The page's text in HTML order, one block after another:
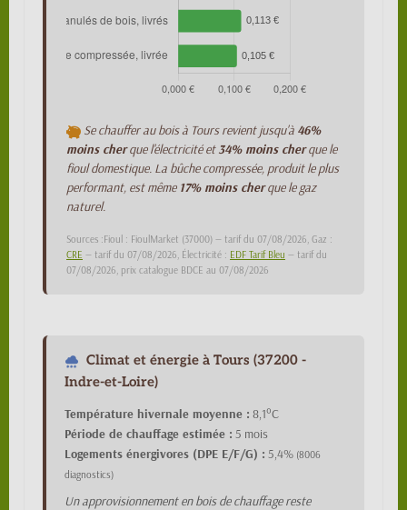
Se chauffer au bois à Tours revient jusqu'à 46%
moins cherque l'électricité et34% moins cherque le
fioul domestique. La bûche compressée, produit le plus
performant, est même 17% moins cherque le gaz
naturel.
Sources :Fioul : FioulMarket (37000) — tarif du 07/08/2026, Gaz :
CRE — tarif du 07/08/2026, Électricité : EDF Tarif Bleu — tarif du
07/08/2026, prix catalogue BDCE au 07/08/2026
Climat et énergie à Tours (37200 -
Indre-et-Loire)
Température hivernale moyenne : 8,1°C
Période de chauffage estimée : 5 mois
Logements énergivores (DPE E/F/G) : 5,4% (8006
diagnostics)
Un approvisionnement en bois de chauffage reste